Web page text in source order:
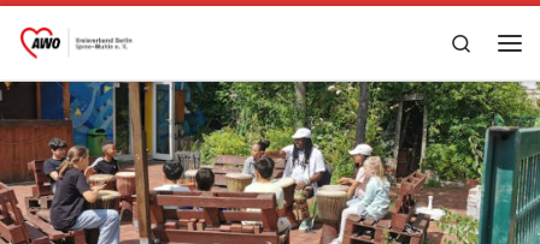
Zum Inhalt springen
Search